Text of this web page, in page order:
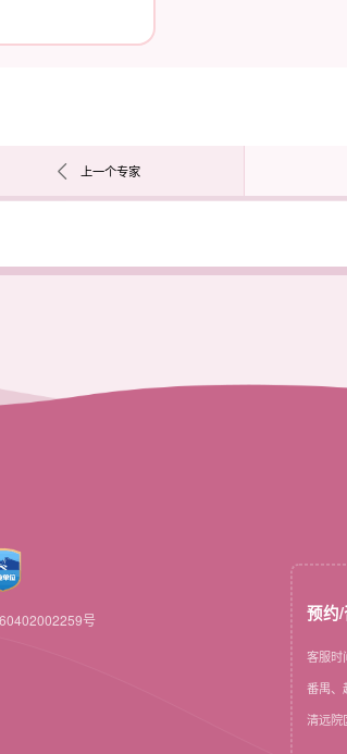
上一个专家
号 预约
客服时
番禺、
清远院